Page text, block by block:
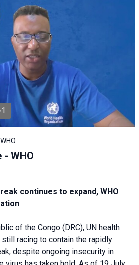
1
- WHO
continues to expand, WHO
of the Congo (DRC), UN health
racing to contain the rapidly
despite ongoing insecurity in